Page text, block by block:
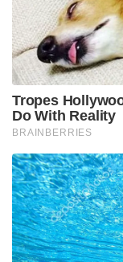
Tropes
Do With Reality
BRAINBERRIES